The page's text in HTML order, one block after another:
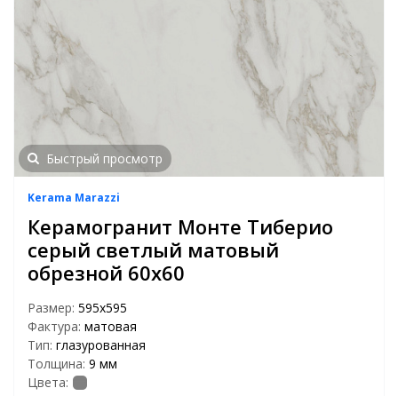
Быстрый просмотр
Kerama Marazzi
Керамогранит Монте Тиберио
серый светлый матовый
обрезной 60х60
Размер: 595х595
Фактура: матовая
Тип: глазурованная
Толщина: 9 мм
Цвета: